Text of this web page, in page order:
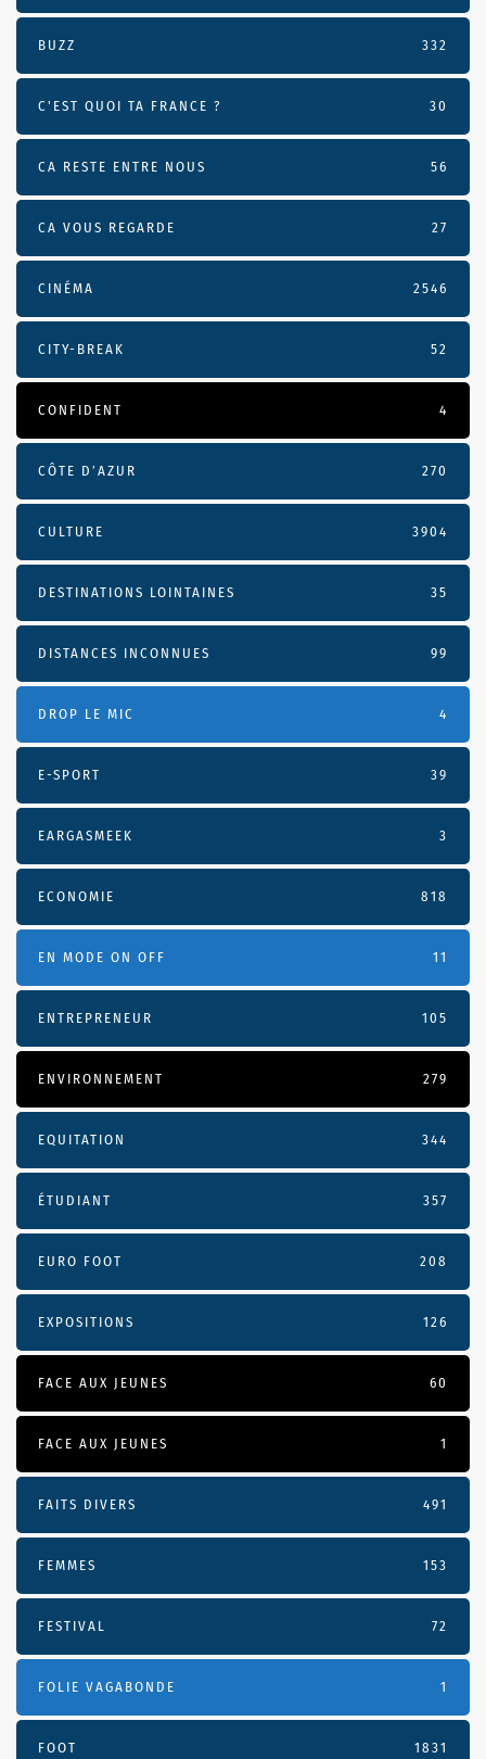
BUZZ 332
C'EST QUOI TA FRANCE ? 30
CA RESTE ENTRE NOUS 56
CA VOUS REGARDE 27
CINÉMA 2546
CITY-BREAK 52
CONFIDENT 4
CÔTE D’AZUR 270
CULTURE 3904
DESTINATIONS LOINTAINES 35
DISTANCES INCONNUES 99
DROP LE MIC 4
E-SPORT 39
EARGASMEEK 3
ECONOMIE 818
EN MODE ON OFF 11
ENTREPRENEUR 105
ENVIRONNEMENT 279
EQUITATION 344
ÉTUDIANT 357
EURO FOOT 208
EXPOSITIONS 126
FACE AUX JEUNES 60
FACE AUX JEUNES 1
FAITS DIVERS 491
FEMMES 153
FESTIVAL 72
FOLIE VAGABONDE 1
FOOT 1831